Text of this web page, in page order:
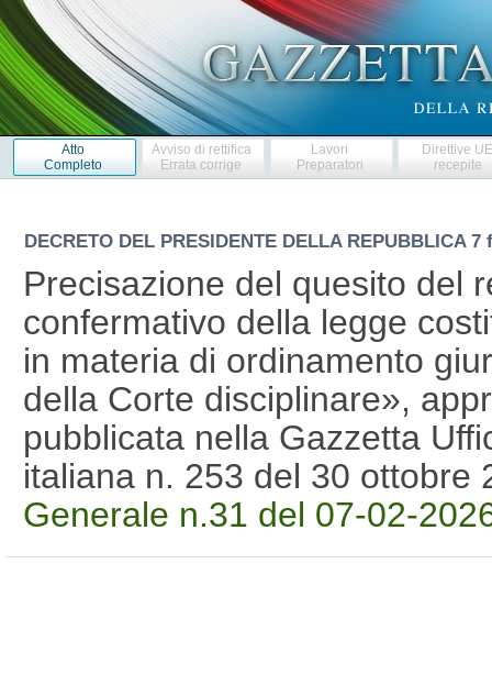
Atto
Completo
Avviso di rettifica
Errata corrige
Lavori
Preparatori
Direttive
recepite
DECRETO DEL PRESIDENTE DELLA REPUBBLICA 7
Precisazione del quesito del
confermativo della legge
in materia di ordinamento
della Corte disciplinare»,
pubblicata nella Gazzetta
italiana n. 253 del 30
Generale n.31 del 07-02-